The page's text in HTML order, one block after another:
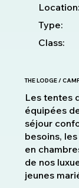
Location:
Type:
Class:
THE LODGE /
Les tentes
équipées
séjour
besoins,
en
de nos
jeunes